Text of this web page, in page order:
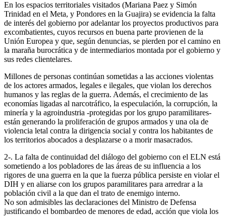
En los espacios territoriales visitados (Mariana Paez y Simón
Trinidad en el Meta, y Pondores en la Guajira) se evidencia la falta
de interés del gobierno por adelantar los proyectos productivos para
excombatientes, cuyos recursos en buena parte provienen de la
Unión Europea y que, según denuncias, se pierden por el camino en
la maraña burocrática y de intermediarios montada por el gobierno y
sus redes clientelares.
Millones de personas continúan sometidas a las acciones violentas
de los actores armados, legales e ilegales, que violan los derechos
humanos y las reglas de la guerra. Además, el crecimiento de las
economías ligadas al narcotráfico, la especulación, la corrupción, la
minería y la agroindustria -protegidas por los grupo paramilitares-
están generando la proliferación de grupos armados y una ola de
violencia letal contra la dirigencia social y contra los habitantes de
los territorios abocados a desplazarse o a morir masacrados.
2-. La falta de continuidad del diálogo del gobierno con el ELN está
sometiendo a los pobladores de las áreas de su influencia a los
rigores de una guerra en la que la fuerza pública persiste en violar el
DIH y en aliarse con los grupos paramilitares para arredrar a la
población civil a la que dan el trato de enemigo interno.
No son admisibles las declaraciones del Ministro de Defensa
justificando el bombardeo de menores de edad, acción que viola los